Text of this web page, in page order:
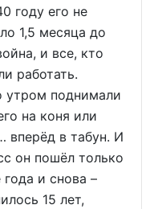
году его не
1,5 месяца до
и все, кто
работать.
утром поднимали
на коня или
вперёд в табун. И
он пошёл только
и снова –
15 лет,